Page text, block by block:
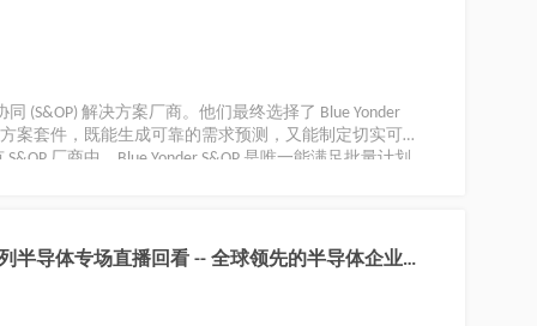
(S&OP) 解决方案厂商。他们最终选择了 Blue Yonder
案套件，既能生成可靠的需求预测，又能制定切实可
厂商中，Blue Yonder S&OP 是唯一能满足批量计划
半导体专场直播回看 -- 全球领先的半导体企业